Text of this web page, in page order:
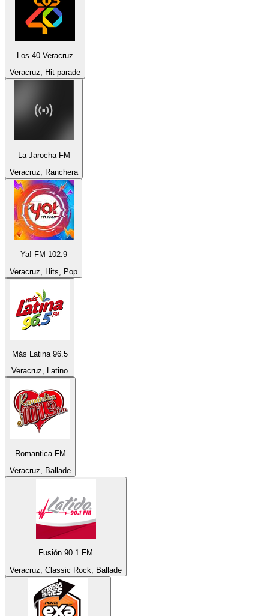
Los 40 Veracruz
Veracruz, Hit-parade
La Jarocha FM
Veracruz, Ranchera
Ya! FM 102.9
Veracruz, Hits, Pop
Más Latina 96.5
Veracruz, Latino
Romantica FM
Veracruz, Ballade
Fusión 90.1 FM
Veracruz, Classic Rock, Ballade